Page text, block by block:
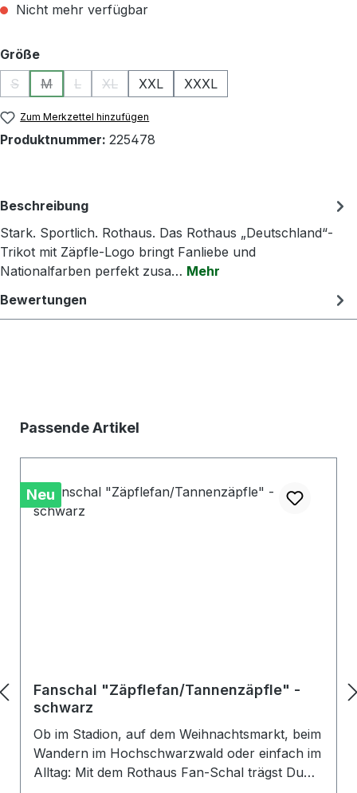
Nicht mehr verfügbar
Größeauswählen
S
(Diese Option ist zurzeit nicht verfügbar.)
M
(Diese Option ist zurzeit nicht verfügbar.)
L
(Diese Option ist zurzeit nicht verfügbar.)
XL
(Diese Option ist zurzeit nicht verfügbar.)
XXL XXXL
Zum Merkzettel hinzufügen
Produktnummer: 225478
Beschreibung
Stark. Sportlich. Rothaus. Das Rothaus „Deutschland“-
Trikot mit Zäpfle-Logo bringt Fanliebe und
Nationalfarben perfekt zusa… Mehr
Bewertungen
Produktgalerie überspringen
Passende Artikel
Neu
Fanschal "Zäpflefan/Tannenzäpfle" -
schwarz
Ob im Stadion, auf dem Weihnachtsmarkt, beim
Wandern im Hochschwarzwald oder einfach im
Alltag: Mit dem Rothaus Fan-Schal trägst Du